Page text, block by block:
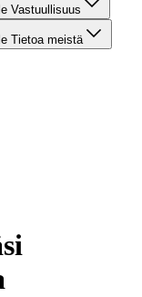
Vastuullisuus
Tietoa meistä